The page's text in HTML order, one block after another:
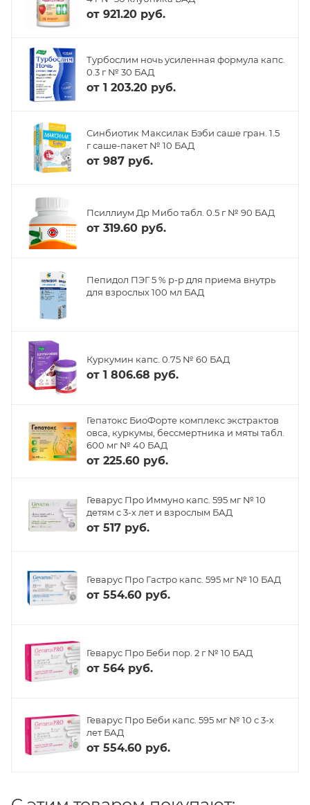
от 921.20 руб.
Турбослим ночь усиленная формула капс.
0.3 г № 30 БАД
от 1 203.20 руб.
Синбиотик Максилак Бэби саше гран. 1.5
г саше-пакет № 10 БАД
от 987 руб.
Псиллиум Др Мибо табл. 0.5 г № 90 БАД
от 319.60 руб.
Пепидол ПЭГ 5 % р-р для приема внутрь
для взрослых 100 мл БАД
Куркумин капс. 0.75 № 60 БАД
от 1 806.68 руб.
Гепатокс БиоФорте комплекс экстрактов
овса, куркумы, бессмертника и мяты табл.
600 мг № 40 БАД
от 225.60 руб.
Геварус Про Иммуно капс. 595 мг № 10
детям с 3-х лет и взрослым БАД
от 517 руб.
Геварус Про Гастро капс. 595 мг № 10 БАД
от 554.60 руб.
Геварус Про Беби пор. 2 г № 10 БАД
от 564 руб.
Геварус Про Беби капс. 595 мг № 10 с 3-х
лет БАД
от 554.60 руб.